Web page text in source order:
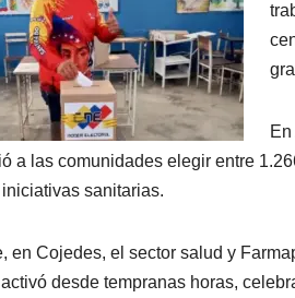
a las comunidades elegir entre
sanitarias.
en Cojedes, el sector salud y
activó desde tempranas horas,